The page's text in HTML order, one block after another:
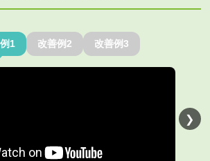
1 改善例2 改善例3
❯